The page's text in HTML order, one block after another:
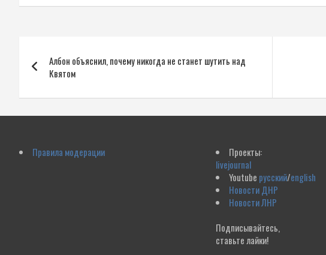
по
записям
Албон объяснил, почему никогда не станет шутить над
Квятом
Правила модерации
Проекты:
livejournal
Youtube русский/english
Новости ДНР
Новости ЛНР
Подписывайтесь,
ставьте лайки!